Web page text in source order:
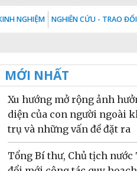
NGHIỆM NGHIÊN CỨU - TRAO ĐỔI
MỚI NHẤT
Xu hướng mở rộng ảnh
diện của con người ngoài
trụ và những vấn đề đặt ra
Tổng Bí thư, Chủ tịch nước